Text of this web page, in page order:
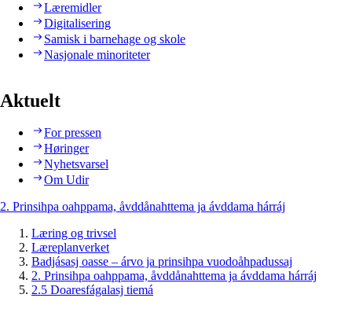
Læremidler
Digitalisering
Samisk i barnehage og skole
Nasjonale minoriteter
Aktuelt
For pressen
Høringer
Nyhetsvarsel
Om Udir
2. Prinsihpa oahppama, åvddånahttema ja ávddama hárráj
Læring og trivsel
Læreplanverket
Badjásasj oasse – árvo ja prinsihpa vuodoåhpadussaj
2. Prinsihpa oahppama, åvddånahttema ja ávddama hárráj
2.5 Doaresfágalasj tiemá